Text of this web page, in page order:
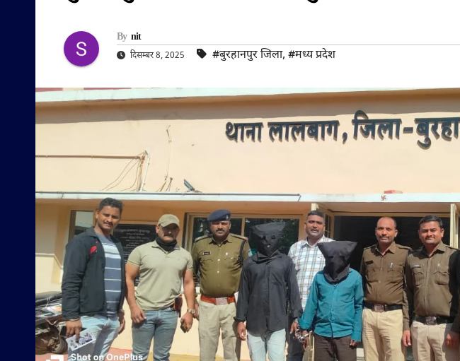
By nit
दिसम्बर 8, 2025 #बुरहानपुर जिला, #मध्य प्रदेश